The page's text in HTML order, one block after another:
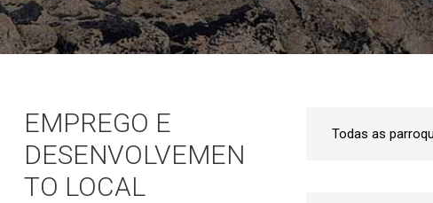
EMPREGO E
DESENVOLVEMEN
TO LOCAL